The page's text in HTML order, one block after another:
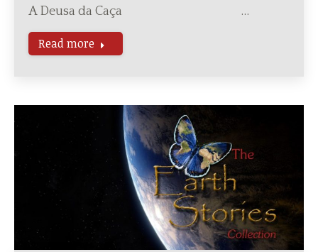
A Deusa da Caça …
Read more